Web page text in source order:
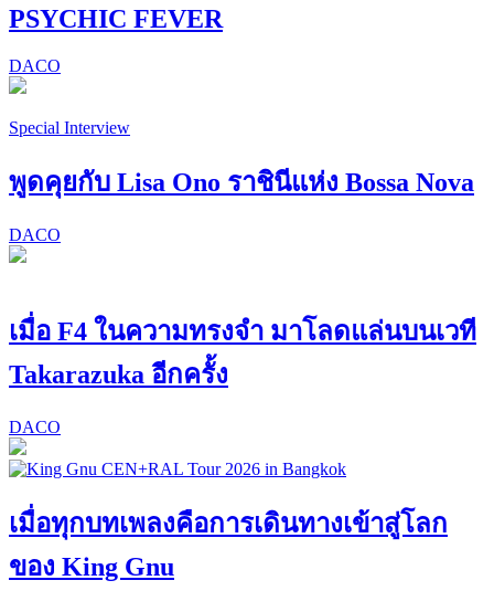
PSYCHIC FEVER
DACO
Special Interview
พูดคุยกับ Lisa Ono ราชินีแห่ง Bossa Nova
DACO
เมื่อ F4 ในความทรงจำ มาโลดแล่นบนเวที
Takarazuka อีกครั้ง
DACO
เมื่อทุกบทเพลงคือการเดินทางเข้าสู่โลก
ของ King Gnu